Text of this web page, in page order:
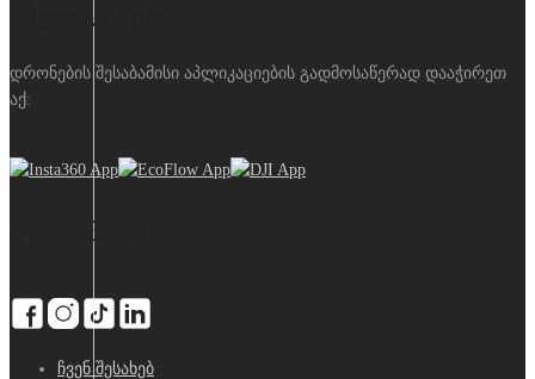
აპლიკაციები
დრონების შესაბამისი აპლიკაციების გადმოსაწერად დააჭირეთ
აქ:
გამოგვყევი
ჩვენ შესახებ